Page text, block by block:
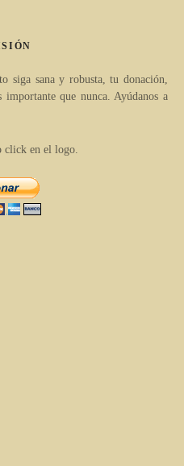
siga sana y robusta, tu donación,
que nunca. Ayúdanos a
click en el logo.